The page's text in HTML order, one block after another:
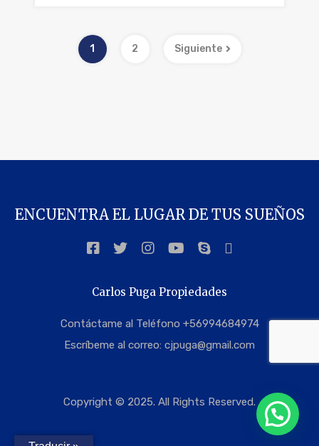
1 2 Siguiente
ENCUENTRA EL LUGAR DE TUS SUEÑOS
Carlos Puga Propiedades
Contáctame al Teléfono +56994684974
Escríbeme al correo: cjpuga@gmail.com
Copyright © 2025. All Rights Reserved.